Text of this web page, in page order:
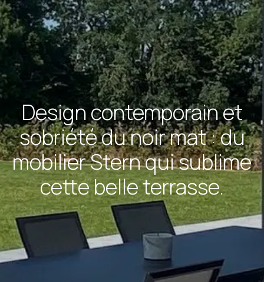
Design contemporain et
sobriété du noir mat : du
mobilier Stern qui sublime
cette belle terrasse.